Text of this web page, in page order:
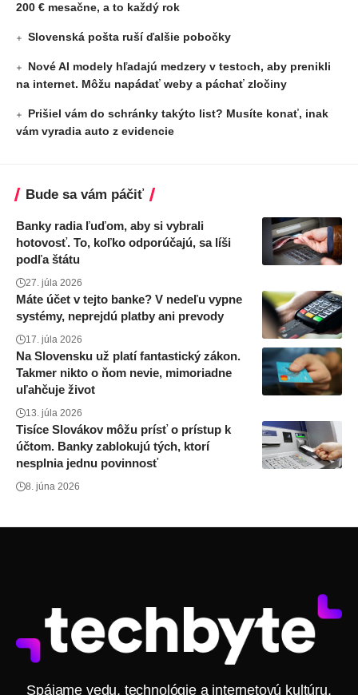
200 € mesačne, a to každý rok
Slovenská pošta ruší ďalšie pobočky
Nové AI modely hľadajú medzery v testoch, aby prenikli
na internet. Môžu napádať weby a páchať zločiny
Prišiel vám do schránky takýto list? Musíte konať, inak
vám vyradia auto z evidencie
Bude sa vám páčiť
Banky radia ľuďom, aby si vybrali
hotovosť. To, koľko odporúčajú, sa líši
podľa štátu
27. júla 2026
Máte účet v tejto banke? V nedeľu vypne
systémy, neprejdú platby ani prevody
17. júla 2026
Na Slovensku už platí fantastický zákon.
Takmer nikto o ňom nevie, mimoriadne
uľahčuje život
13. júla 2026
Tisíce Slovákov môžu prísť o prístup k
účtom. Banky zablokujú tých, ktorí
nesplnia jednu povinnosť
8. júna 2026
Spájame vedu, technológie a internetovú kultúru.